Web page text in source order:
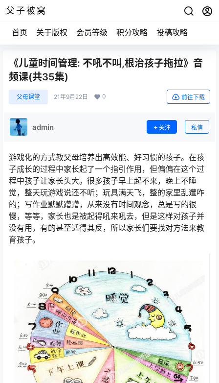
父子被窝
首页 关于版权 会员等级 积分攻略 投稿攻略
《儿童时间管理: 不吼不叫,根治孩子拖拉》音
频课(共35集)
父母课堂 21年9月22日 0 前往下载
admin 关注 私信
游戏化的方式教父母培养出高效能、好习惯的孩子。在孩
子成长的过程中家长起了一个指引作用，但偏偏在这个过
程中孩子让家长头大。很多孩子早上起不来，晚上不睡
觉，整天玩游戏说还不听；玩具满天飞，整的家里乱遭咋
的；写作业默默蹭蹭，从来没有时间观念，总是写的很
慢，等等，家长也是被起得吼来吼去，但是这样对孩子并
没有用，有的甚至适得其反，所以家长们要找对方法来教
育孩子。